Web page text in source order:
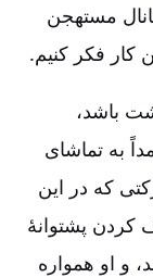
مستهجن
کار فکر کنیم.
باشد،
به تماشای
که در این
کردن پشتوانۀ
او همواره